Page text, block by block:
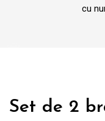
cu
Set de 2